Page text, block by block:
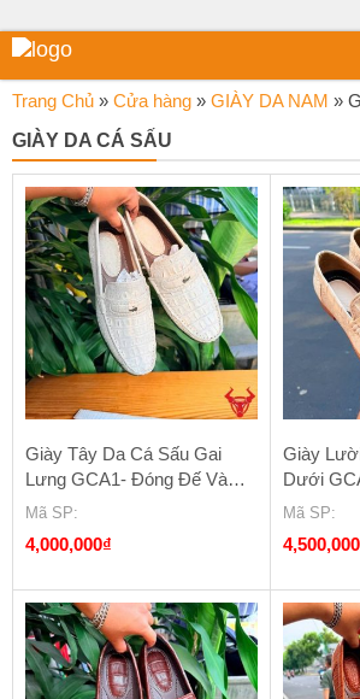
Trang Chủ » Cửa hàng » GIÀY DA NAM »
GIÀY DA CÁ SẤU
Giày Tây Da Cá Sấu Gai
Lưng GCA1- Đóng Đế Và
Phụ Kiện Theo Yêu Cầu
Mã SP:
4,000,000₫
Giày
Dưới
Size 42
Mã SP:
4,500,000